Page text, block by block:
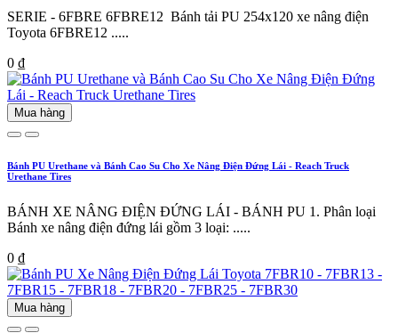
SERIE - 6FBRE 6FBRE12 Bánh tải PU 254x120 xe nâng điện
Toyota 6FBRE12 .....
0 ₫
Mua hàng
Bánh PU Urethane và Bánh Cao Su Cho Xe Nâng Điện Đứng Lái - Reach Truck
Urethane Tires
BÁNH XE NÂNG ĐIỆN ĐỨNG LÁI - BÁNH PU 1. Phân loại
Bánh xe nâng điện đứng lái gồm 3 loại: .....
0 ₫
Mua hàng